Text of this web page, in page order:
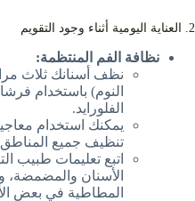
2. العناية اليومية أثناء وجود التقويم
نظافة الفم المنتظمة:
نظف أسنانك ثلاث
النوم) باستخدام
الفلورايد.
يمكنك استخدام
تنظيف جميع
اتبع تعليمات طبيب
الأسنان والمضمضة،
المطاطية في بعض